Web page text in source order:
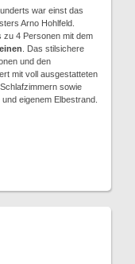
war einst das
Arno Hohlfeld.
zu 4 Personen mit dem
. Das stilsichere
und den
mit voll ausgestatteten
sowie
eigenem Elbestrand.